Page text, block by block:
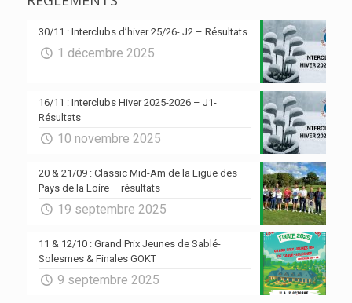
30/11 : Interclubs d’hiver 25/26- J2 – Résultats
1 décembre 2025
16/11 : Interclubs Hiver 2025-2026 – J1-
Résultats
10 novembre 2025
20 & 21/09 : Classic Mid-Am de la Ligue des
Pays de la Loire – résultats
19 septembre 2025
11 & 12/10 : Grand Prix Jeunes de Sablé-
Solesmes & Finales GOKT
9 septembre 2025